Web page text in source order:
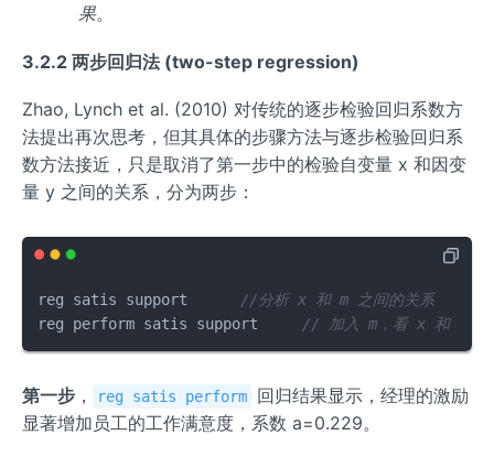
果。
3.2.2 两步回归法 (two-step regression)
Zhao, Lynch et al. (2010) 对传统的逐步检验回归系数方
法提出再次思考，但其具体的步骤方法与逐步检验回归系
数方法接近，只是取消了第一步中的检验自变量 x 和因变
量 y 之间的关系，分为两步：
reg satis support
//分析 x 和 m 之间的关系
reg perform satis support
// 加入 m，看 x 和 y 之
第一步 ， reg satis perform
回归结果显示，经理的激励
显著增加员工的工作满意度，系数 a=0.229。